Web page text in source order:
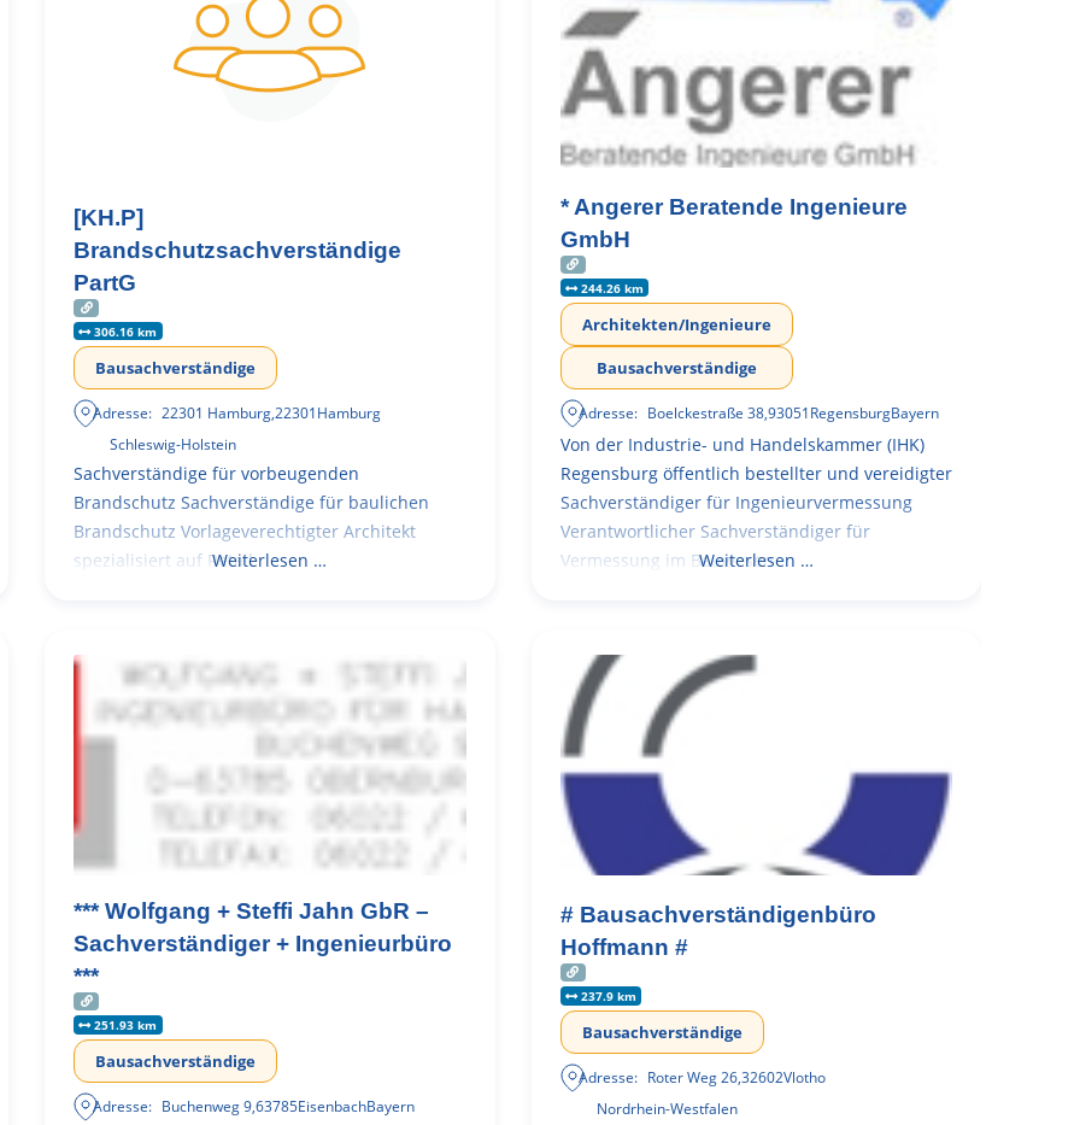
[KH.P]
Brandschutzsachverständige
PartG
306.16 km
Bausachverständige
Adresse: 22301 Hamburg,22301Hamburg
Schleswig-Holstein
Sachverständige für vorbeugenden
Brandschutz Sachverständige für baulichen
Brandschutz Vorlageverechtigter Architekt
spezialisiert auf RetailWeiterlesen …
* Angerer Beratende Ingenieure
GmbH
244.26 km
Architekten/Ingenieure
Bausachverständige
Adresse: Boelckestraße 38,93051RegensburgBayern
Von der Industrie- und Handelskammer (IHK)
Regensburg öffentlich bestellter und vereidigter
Sachverständiger für Ingenieurvermessung
Verantwortlicher Sachverständiger für
Vermessung im Bauwesen
Weiterlesen …
*** Wolfgang + Steffi Jahn GbR –
Sachverständiger + Ingenieurbüro
***
251.93 km
Bausachverständige
Adresse: Buchenweg 9,63785EisenbachBayern
# Bausachverständigenbüro
Hoffmann #
237.9 km
Bausachverständige
Adresse: Roter Weg 26,32602Vlotho
Nordrhein-Westfalen